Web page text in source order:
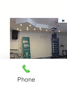
Phone